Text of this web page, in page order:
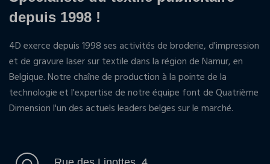
depuis 1998 !
4D exerce depuis 1998 ses activités de broderie, d'impression
et de gravure laser sur textile dans la région de Namur, en
Belgique. Notre chaîne de production à la pointe de la
technologie et l'expertise de notre équipe font de Quatrième
Dimension l'un des actuels leaders belges sur le marché.